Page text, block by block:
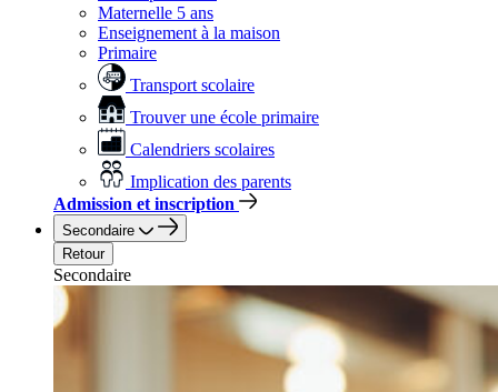
Maternelle 5 ans
Enseignement à la maison
Primaire
Transport scolaire
Trouver une école primaire
Calendriers scolaires
Implication des parents
Admission et inscription
Secondaire
Retour
Secondaire